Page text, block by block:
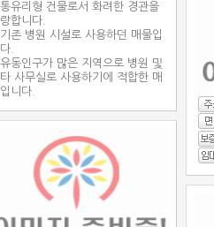
유리형 건물로서 화려한 경관을
합니다.
존 병원 시설로 사용하던 매물입
.
동인구가 많은 지역으로 병원 및
사무실로 사용하기에 적합한 매
니다.